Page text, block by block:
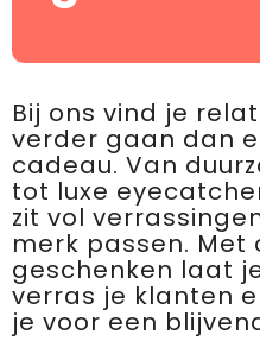
Bij ons vind je
verder gaan dan
cadeau. Van
tot luxe
zit vol
merk passen. Met
geschenken laat
verras je klanten
je voor een